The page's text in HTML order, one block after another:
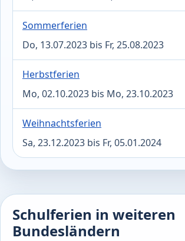
Sommerferien
Do, 13.07.2023 bis Fr, 25.08.2023
Herbstferien
Mo, 02.10.2023 bis Mo, 23.10.2023
Weihnachtsferien
Sa, 23.12.2023 bis Fr, 05.01.2024
Schulferien in weiteren
Bundesländern